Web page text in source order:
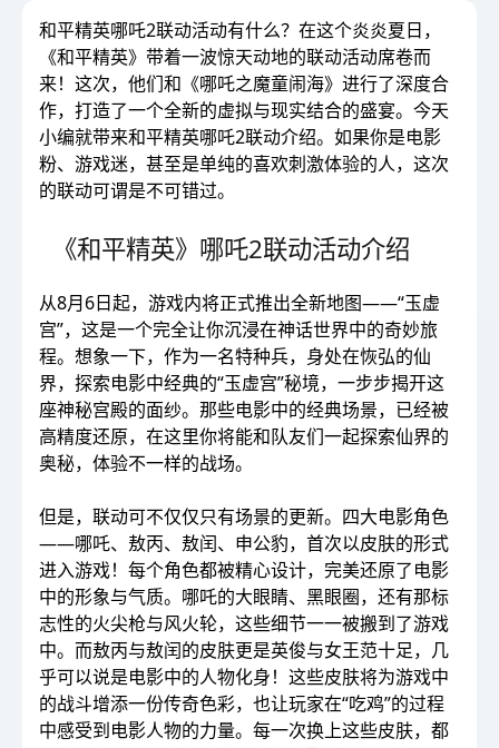
和平精英哪吒2联动活动有什么？在这个炎炎夏日，
《和平精英》带着一波惊天动地的联动活动席卷而
来！这次，他们和《哪吒之魔童闹海》进行了深度合
作，打造了一个全新的虚拟与现实结合的盛宴。今天
小编就带来和平精英哪吒2联动介绍。如果你是电影
粉、游戏迷，甚至是单纯的喜欢刺激体验的人，这次
的联动可谓是不可错过。
《和平精英》哪吒2联动活动介绍
从8月6日起，游戏内将正式推出全新地图——“玉虚
宫”，这是一个完全让你沉浸在神话世界中的奇妙旅
程。想象一下，作为一名特种兵，身处在恢弘的仙
界，探索电影中经典的“玉虚宫”秘境，一步步揭开这
座神秘宫殿的面纱。那些电影中的经典场景，已经被
高精度还原，在这里你将能和队友们一起探索仙界的
奥秘，体验不一样的战场。
但是，联动可不仅仅只有场景的更新。四大电影角色
——哪吒、敖丙、敖闰、申公豹，首次以皮肤的形式
进入游戏！每个角色都被精心设计，完美还原了电影
中的形象与气质。哪吒的大眼睛、黑眼圈，还有那标
志性的火尖枪与风火轮，这些细节一一被搬到了游戏
中。而敖丙与敖闰的皮肤更是英俊与女王范十足，几
乎可以说是电影中的人物化身！这些皮肤将为游戏中
的战斗增添一份传奇色彩，也让玩家在“吃鸡”的过程
中感受到电影人物的力量。每一次换上这些皮肤，都